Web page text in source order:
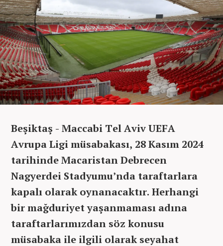
Beşiktaş - Maccabi Tel Aviv UEFA
Avrupa Ligi müsabakası, 28 Kasım 2024
tarihinde Macaristan Debrecen
Nagyerdei Stadyumu’nda taraftarlara
kapalı olarak oynanacaktır. Herhangi
bir mağduriyet yaşanmaması adına
taraftarlarımızdan söz konusu
müsabaka ile ilgili olarak seyahat